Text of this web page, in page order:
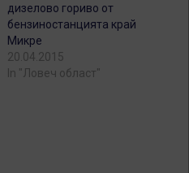
дизелово гориво от
бензиностанцията край
Микре
20.04.2015
In "Ловеч област"